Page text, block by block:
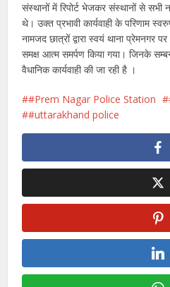
संस्थानों में रिपोर्ट भेजकर संस्थानों से सभी
थे। उक्त प्रभावी कार्यवाही के परिणाम
नामजद छात्रों द्वारा स्वयं थाना
समक्ष आत्म समर्पण किया गया। जिनके
वैधानिक कार्यवाही की जा रही है ।
#Prem Nagar Police Station
#uttarakhand police